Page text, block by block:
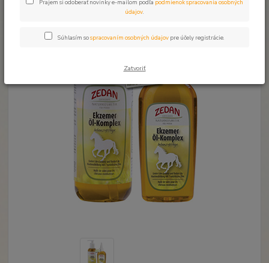
Prajem si odoberať novinky e-mailom podľa podmienok spracovania osobných
údajov.
Súhlasím sospracovaním osobných údajov pre účely registrácie.
Zatvoriť